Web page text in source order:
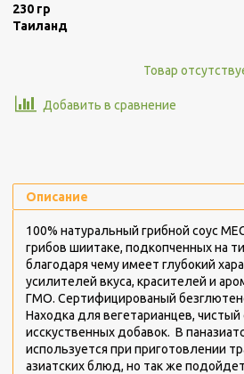
230 гр
Таиланд
Товар
Добавить в сравнение
Описание
100% натуральный грибной соус
грибов шиитаке, подкопченных на
благодаря чему имеет глубокий
усилителей вкуса, красителей и
ГМО. Сертифицированый
Находка для вегетарианцев, чистый
исскуственных добавок. В
используется при приготовлении
азиатских блюд, но так же